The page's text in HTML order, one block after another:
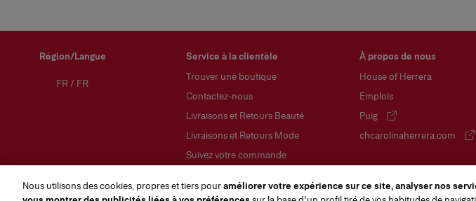
Région/Langue
FR/ FR
Service à la clientèle
Trouver une boutique
Contactez-nous
Livraisons et Retours Beauté
Livraisons et Retours Mode
Suivez votre commande
FAQs
À propos de nous
House of Herrera
Emplois
Puig
(s'ouvre dans un nouvel
chcarolinaherrera.com
(s'ouvre dans un nouvel
Nous utilisons des cookies, propres et tiers pouraméliorer votre expérience sur ce site, analyser nos